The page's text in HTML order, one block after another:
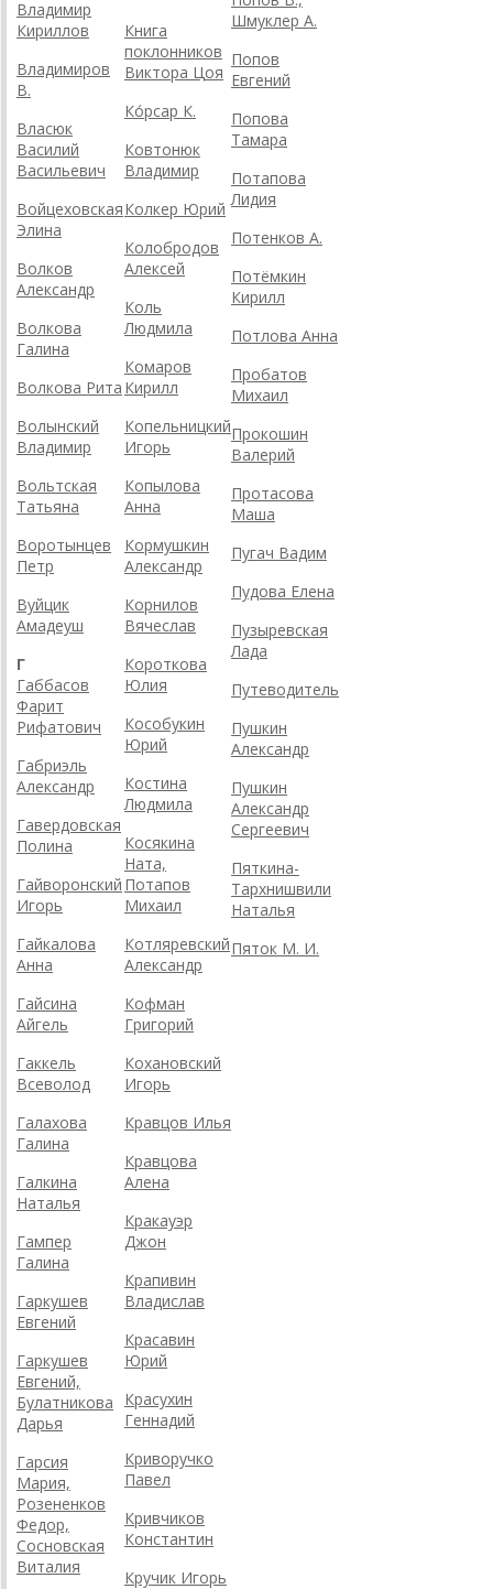
Владимир
Кириллов
Владимиров
В.
Власюк
Василий
Васильевич
Войцеховская
Элина
Волков
Александр
Волкова
Галина
Волкова Рита
Волынский
Владимир
Вольтская
Татьяна
Воротынцев
Петр
Вуйцик
Амадеуш
Г
Габбасов
Фарит
Рифатович
Габриэль
Александр
Гавердовская
Полина
Гайворонский
Игорь
Гайкалова
Анна
Гайсина
Айгель
Гаккель
Всеволод
Галахова
Галина
Галкина
Наталья
Гампер
Галина
Гаркушев
Евгений
Гаркушев
Евгений,
Булатникова
Дарья
Гарсия
Мария,
Розененков
Федор,
Сосновская
Виталия
Книга
поклонников
Виктора Цоя
Ко́рсар К.
Ковтонюк
Владимир
Колкер Юрий
Колобродов
Алексей
Коль
Людмила
Комаров
Кирилл
Копельницкий
Игорь
Копылова
Анна
Кормушкин
Александр
Корнилов
Вячеслав
Короткова
Юлия
Кособукин
Юрий
Костина
Людмила
Косякина
Ната,
Потапов
Михаил
Котляревский
Александр
Кофман
Григорий
Кохановский
Игорь
Кравцов Илья
Кравцова
Алена
Кракауэр
Джон
Крапивин
Владислав
Красавин
Юрий
Красухин
Геннадий
Криворучко
Павел
Кривчиков
Константин
Кручик Игорь
Шмуклер А.
Попов
Евгений
Попова
Тамара
Потапова
Лидия
Потенков А.
Потёмкин
Кирилл
Потлова Анна
Пробатов
Михаил
Прокошин
Валерий
Протасова
Маша
Пугач Вадим
Пудова Елена
Пузыревская
Лада
Путеводитель
Пушкин
Александр
Пушкин
Александр
Сергеевич
Пяткина-
Тархнишвили
Наталья
Пяток М. И.